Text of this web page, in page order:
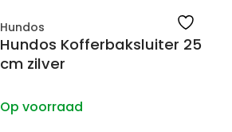
Hundos
Hundos Kofferbaksluiter 25
cm zilver
Op voorraad